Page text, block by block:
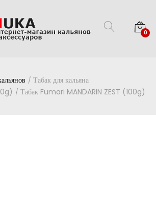
0
Табак для кальяна
Табак Fumari MANDARIN ZEST (100g)